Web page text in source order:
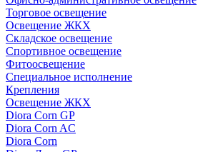
Торговое освещение
Освещение ЖКХ
Складское освещение
Спортивное освещение
Фитоосвещение
Специальное исполнение
Крепления
Освещение ЖКХ
Diora Corn GP
Diora Corn AC
Diora Corn